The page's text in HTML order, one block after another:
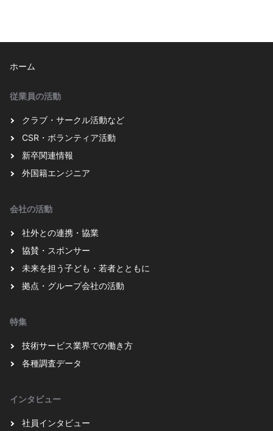
ホーム
従業員の活動
クラブ・サークル活動など
CSR・ボランティア活動
新卒関連情報
外国籍エンジニア
会社の活動
社外との連携・協業
協賛・スポンサー
未来を担う子ども・若者とともに
拠点・グループ会社の活動
特集
技術サービス業界での働き方
各種調査データ
インタビュー
社員インタビュー